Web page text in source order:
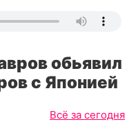
обьявил
с Японией
Всё за сегодня